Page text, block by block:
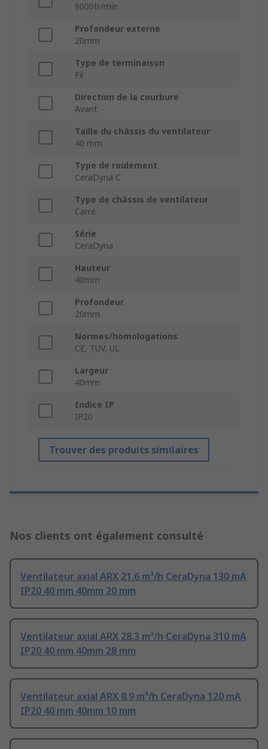
9000tr/min
Profondeur externe
20mm
Type de terminaison
Fil
Direction de la courbure
Avant
Taille du châssis du ventilateur
40 mm
Type de roulement
CeraDyna C
Type de châssis de ventilateur
Carré
Série
CeraDyna
Hauteur
40mm
Profondeur
20mm
Normes/homologations
CE, TUV, UL
Largeur
40mm
Indice IP
IP20
Trouver des produits similaires
Nos clients ont également consulté
Ventilateur axial ARX 21.6 m³/h CeraDyna 130 mA
IP20 40 mm 40mm 20 mm
Ventilateur axial ARX 28.3 m³/h CeraDyna 310 mA
IP20 40 mm 40mm 28 mm
Ventilateur axial ARX 8.9 m³/h CeraDyna 120 mA
IP20 40 mm 40mm 10 mm